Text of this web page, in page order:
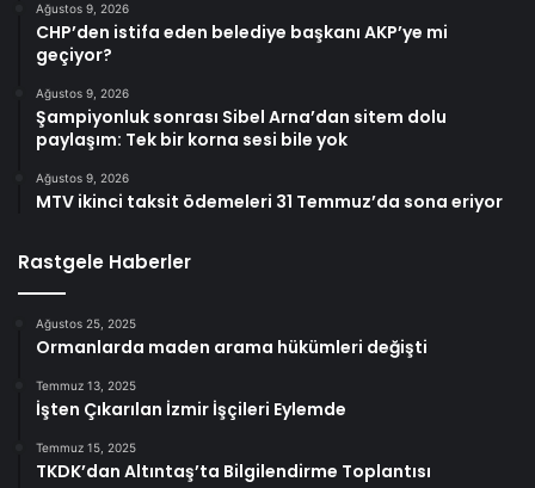
Ağustos 9, 2026
CHP’den istifa eden belediye başkanı AKP’ye mi
geçiyor?
Ağustos 9, 2026
Şampiyonluk sonrası Sibel Arna’dan sitem dolu
paylaşım: Tek bir korna sesi bile yok
Ağustos 9, 2026
MTV ikinci taksit ödemeleri 31 Temmuz’da sona eriyor
Rastgele Haberler
Ağustos 25, 2025
Ormanlarda maden arama hükümleri değişti
Temmuz 13, 2025
İşten Çıkarılan İzmir İşçileri Eylemde
Temmuz 15, 2025
TKDK’dan Altıntaş’ta Bilgilendirme Toplantısı